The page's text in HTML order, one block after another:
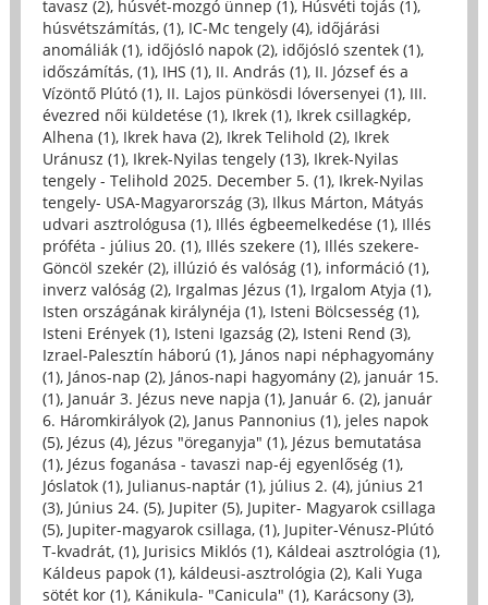
tavasz (2), húsvét-mozgó ünnep (1), Húsvéti tojás (1),
húsvétszámítás, (1), IC-Mc tengely (4), időjárási
anomáliák (1), időjósló napok (2), időjósló szentek (1),
időszámítás, (1), IHS (1), II. András (1), II. József és a
Vízöntő Plútó (1), II. Lajos pünkösdi lóversenyei (1), III.
évezred női küldetése (1), Ikrek (1), Ikrek csillagkép,
Alhena (1), Ikrek hava (2), Ikrek Telihold (2), Ikrek
Uránusz (1), Ikrek-Nyilas tengely (13), Ikrek-Nyilas
tengely - Telihold 2025. December 5. (1), Ikrek-Nyilas
tengely- USA-Magyarország (3), Ilkus Márton, Mátyás
udvari asztrológusa (1), Illés égbeemelkedése (1), Illés
próféta - július 20. (1), Illés szekere (1), Illés szekere-
Göncöl szekér (2), illúzió és valóság (1), információ (1),
inverz valóság (2), Irgalmas Jézus (1), Irgalom Atyja (1),
Isten országának királynéja (1), Isteni Bölcsesség (1),
Isteni Erények (1), Isteni Igazság (2), Isteni Rend (3),
Izrael-Palesztín háború (1), János napi néphagyomány
(1), János-nap (2), János-napi hagyomány (2), január 15.
(1), Január 3. Jézus neve napja (1), Január 6. (2), január
6. Háromkirályok (2), Janus Pannonius (1), jeles napok
(5), Jézus (4), Jézus "öreganyja" (1), Jézus bemutatása
(1), Jézus foganása - tavaszi nap-éj egyenlőség (1),
Jóslatok (1), Julianus-naptár (1), július 2. (4), június 21
(3), Június 24. (5), Jupiter (5), Jupiter- Magyarok csillaga
(5), Jupiter-magyarok csillaga, (1), Jupiter-Vénusz-Plútó
T-kvadrát, (1), Jurisics Miklós (1), Káldeai asztrológia (1),
Káldeus papok (1), káldeusi-asztrológia (2), Kali Yuga
sötét kor (1), Kánikula- "Canicula" (1), Karácsony (3),